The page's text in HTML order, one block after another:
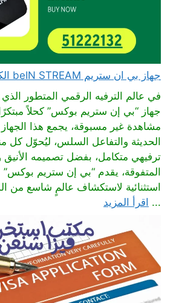
جهاز بي ان ستريم beIN STREAM الكويت مع اشتراك
في عالم الترفيه الرقمي المتطور الذي
جهاز “بي إن ستريم بوكس” كحلاً
مشاهدة غير مسبوقة، يجمع هذا الجهاز
الحديثة والتفاعل السلس، ليُحوّل كل
ترفيهي متكامل، بفضل تصميمه الأنيق
المتفوقة، يقدم “بي إن ستريم بوكس”
استثنائية لاستكشاف عالمٍ شاسع من
... اقرأ المزيد